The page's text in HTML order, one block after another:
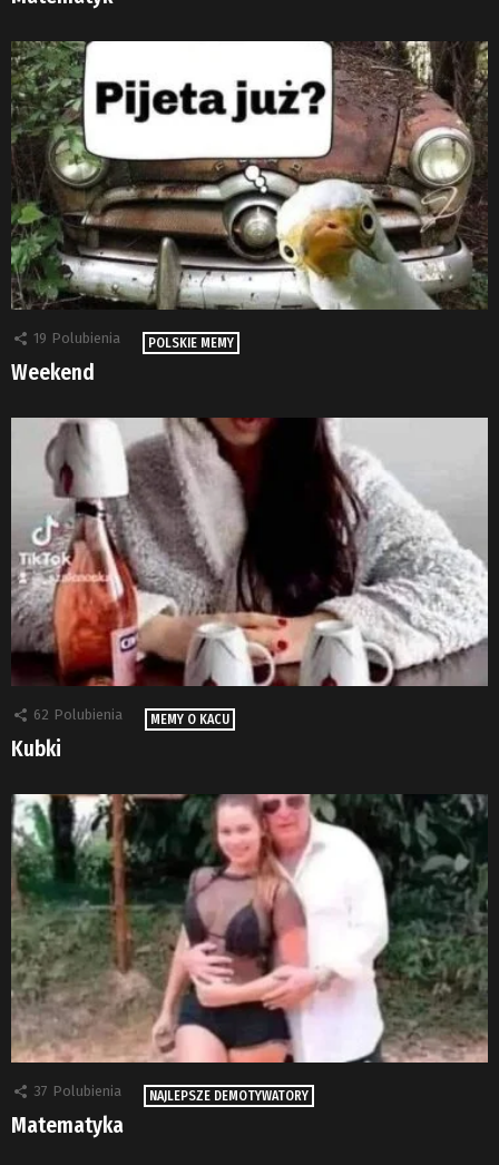
19 Polubienia POLSKIE MEMY
Weekend
62 Polubienia MEMY O KACU
Kubki
37 Polubienia NAJLEPSZE DEMOTYWATORY
Matematyka